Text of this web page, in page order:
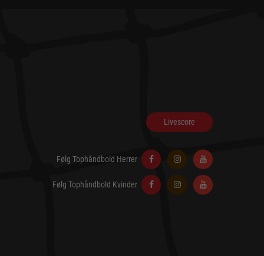
Livescore
Følg Tophåndbold Herrer
Følg Tophåndbold Kvinder